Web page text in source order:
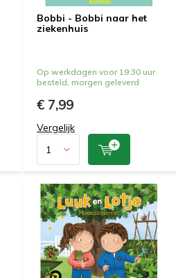
Bobbi - Bobbi naar het
ziekenhuis
Op werkdagen voor 19:30 uur
besteld, morgen geleverd
€ 7,99
Vergelijk